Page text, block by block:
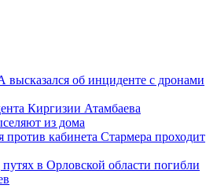
высказался об инциденте с дронами
Киргизии Атамбаева
из дома
против кабинета Стармера проходит
в Орловской области погибли